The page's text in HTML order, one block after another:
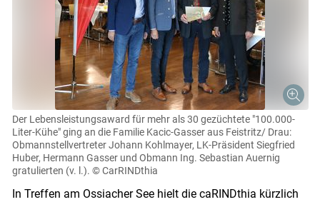
Der Lebensleistungsaward für mehr als 30 gezüchtete "100.000-
Liter-Kühe" ging an die Familie Kacic-Gasser aus Feistritz/ Drau:
Obmannstellvertreter Johann Kohlmayer, LK-Präsident Siegfried
Huber, Hermann Gasser und Obmann Ing. Sebastian Auernig
gratulierten (v. l.). © CarRINDthia
In Treffen am Ossiacher See hielt die caRINDthia kürzlich